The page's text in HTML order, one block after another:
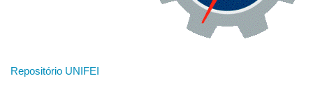
Repositório UNIFEI